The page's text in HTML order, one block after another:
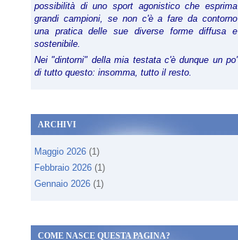
possibilità di uno sport agonistico che esprima
grandi campioni, se non c'è a fare da contorno
una pratica delle sue diverse forme diffusa e
sostenibile.
Nei "dintorni" della mia testata c'è dunque un po'
di tutto questo: insomma, tutto il resto.
ARCHIVI
Maggio 2026 (1)
Febbraio 2026 (1)
Gennaio 2026 (1)
COME NASCE QUESTA PAGINA?